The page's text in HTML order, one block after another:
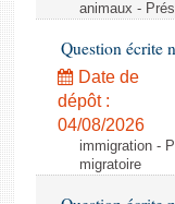
animaux -
Question écrite
Date de
dépôt :
04/08/2026
immigration -
migratoire